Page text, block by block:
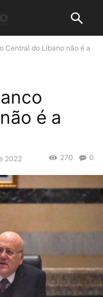
Central do Líbano não é a
é a
2022 0
270